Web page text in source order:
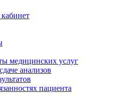
медицинских услуг
анализов
пациента